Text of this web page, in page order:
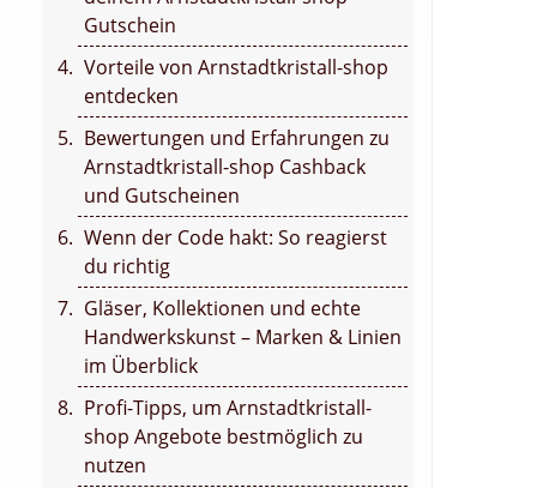
Gutschein
Vorteile von Arnstadtkristall-shop
entdecken
Bewertungen und Erfahrungen zu
Arnstadtkristall-shop Cashback
und Gutscheinen
Wenn der Code hakt: So reagierst
du richtig
Gläser, Kollektionen und echte
Handwerkskunst – Marken & Linien
im Überblick
Profi-Tipps, um Arnstadtkristall-
shop Angebote bestmöglich zu
nutzen